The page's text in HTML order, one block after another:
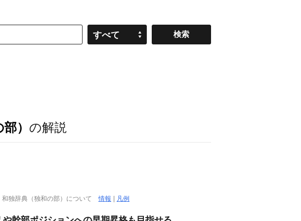
すべて
） の解説
和独辞典（独和の部）について情報 凡例